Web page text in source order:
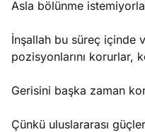
Asla bölünme
İnşallah bu süreç içinde
pozisyonlarını korurlar,
Gerisini başka zaman
Çünkü uluslararası